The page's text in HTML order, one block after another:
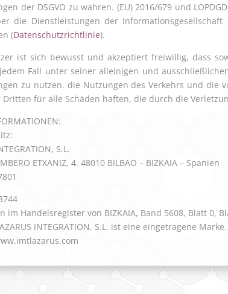
der DSGVO zu wahren. (EU) 2016/679 und
die Dienstleistungen der
(Datenschutzrichtlinie).
ist sich bewusst und akzeptiert freiwillig, dass
Fall unter seiner alleinigen und
zu nutzen. die Nutzungen des Verkehrs und die
Dritten für alle Schäden haften, die durch die
S.L.
ETXANIZ, 4. 48010 BILBAO – BIZKAIA – Spanien
im Handelsregister von BIZKAIA, Band 5608, Blatt 0,
INTEGRATION, S.L. ist eine eingetragene Marke.